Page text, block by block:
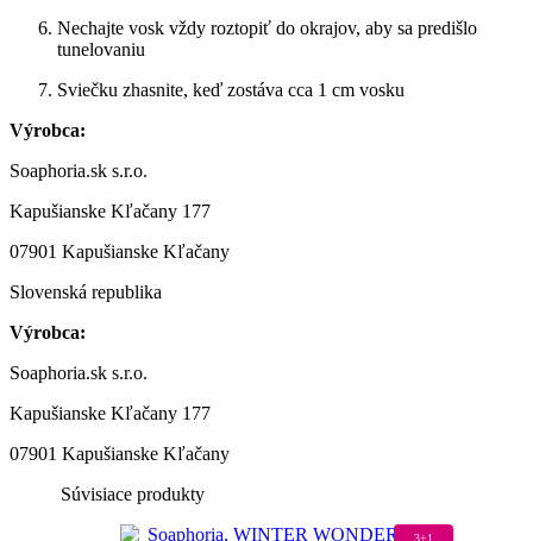
Nechajte vosk vždy roztopiť do okrajov, aby sa predišlo
tunelovaniu
Sviečku zhasnite, keď zostáva cca 1 cm vosku
Výrobca:
Soaphoria.sk s.r.o.
Kapušianske Kľačany 177
07901 Kapušianske Kľačany
Slovenská republika
Výrobca:
Soaphoria.sk s.r.o.
Kapušianske Kľačany 177
07901 Kapušianske Kľačany
Súvisiace produkty
3+1